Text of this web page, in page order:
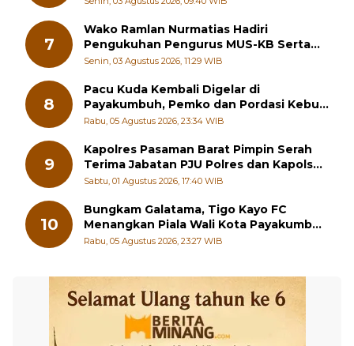
7
Wako Ramlan Nurmatias Hadiri
Pengukuhan Pengurus MUS-KB Serta
LMKB Periode 2026-2031,
Senin, 03 Agustus 2026, 11:29 WIB
8
Pacu Kuda Kembali Digelar di
Payakumbuh, Pemko dan Pordasi Kebut
Persiapan!
Rabu, 05 Agustus 2026, 23:34 WIB
9
Kapolres Pasaman Barat Pimpin Serah
Terima Jabatan PJU Polres dan Kapolsek
Sungai Beremas
Sabtu, 01 Agustus 2026, 17:40 WIB
10
Bungkam Galatama, Tigo Kayo FC
Menangkan Piala Wali Kota Payakumbuh
Cup 2026
Rabu, 05 Agustus 2026, 23:27 WIB